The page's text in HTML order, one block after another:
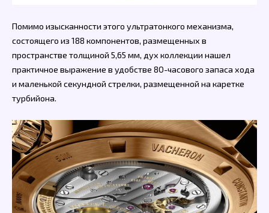
Помимо изысканности этого ультратонкого механизма,
состоящего из 188 компонентов, размещенных в
пространстве толщиной 5,65 мм, дух коллекции нашел
практичное выражение в удобстве 80-часового запаса хода
и маленькой секундной стрелки, размещенной на каретке
турбийона.